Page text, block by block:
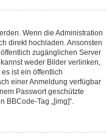
Wenn die Administration
direkt hochladen. Ansonsten
zugänglichen Server
weder Bilder verlinken,
ist ein öffentlich
einer Anmeldung verfügbar
Passwort geschützte
BBCode-Tag „[img]“.